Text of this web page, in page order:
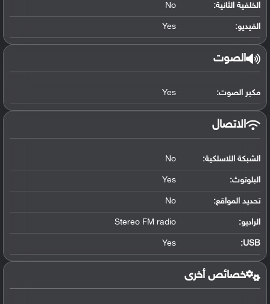
الخلفية الثانية: No
الفيديو: Yes
الصوت
مكبر الصوت: Yes
الاتصال
الشبكة اللاسلكية: No
البلوتوث:
Yes
تحديد المواقع:
No
الراديو: Stereo FM radio
USB
:
Yes
خصائص أخرى